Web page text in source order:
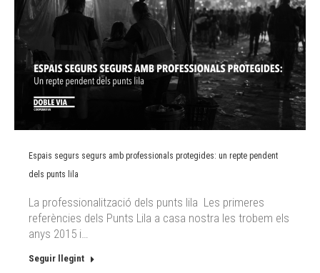
Espais segurs segurs amb professionals protegides: un repte pendent
dels punts lila
La professionalització dels punts lila Les primeres
referències dels Punts Lila a casa nostra les trobem els
anys 2015 i…
Seguir llegint